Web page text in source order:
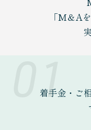
「M＆A
01
着手金・ご